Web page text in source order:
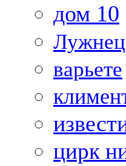
дом 10
варьете
цирк